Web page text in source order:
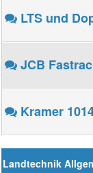
LTS und
JCB
Kramer
Landtechnik